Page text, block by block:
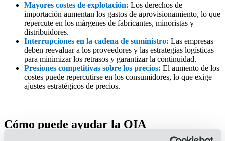
Mayores costes de explotación: Los derechos de
importación aumentan los gastos de aprovisionamiento, lo que
repercute en los márgenes de fabricantes, minoristas y
distribuidores.
Interrupciones en la cadena de suministro: Las empresas
deben reevaluar a los proveedores y las estrategias logísticas
para minimizar los retrasos y garantizar la continuidad.
Presiones competitivas sobre los precios: El aumento de los
costes puede repercutirse en los consumidores, lo que exige
ajustes estratégicos de precios.
Cómo puede ayudar la OIA